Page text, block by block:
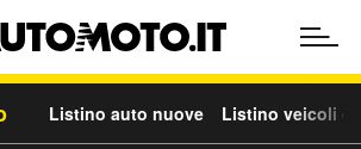
Listino auto nuove Listino veicoli